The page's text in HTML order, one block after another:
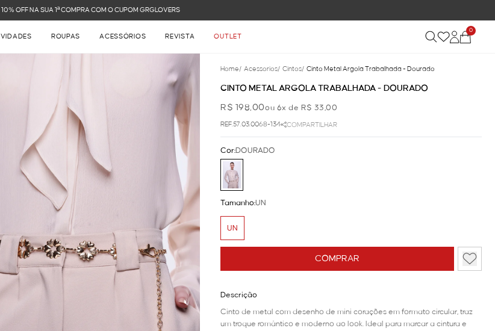
FRETE GRÁTIS NAS COMPRAS ACIMA DE R$ 899
ROUPAS ACESSÓRIOS REVISTA OUTLET
0
Home/ Acessorios/ Cintos/ Cinto Metal Argola Trabalhada - Dourado
CINTO METAL ARGOLA TRABALHADA - DOURADO
R$ 198,00ou 6x de R$ 33,00
REF.57.03.0068-134 COMPARTILHAR
COMPRAR
Cor:DOURADO
Tamanho:UN
UN
Descrição
Cinto de metal com desenho de mini corações em formato circular, traz
um troque romântico e moderno ao look. Ideal para marcar a cintura e